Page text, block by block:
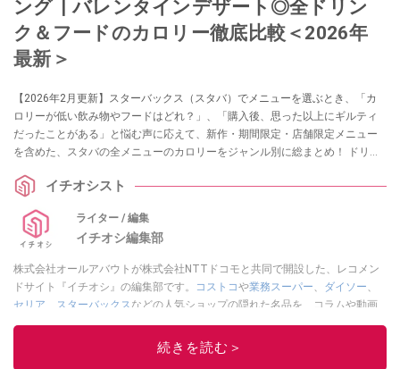
ング┃バレンタインデザート◎全ドリン
ク＆フードのカロリー徹底比較＜2026年
最新＞
【2026年2月更新】スターバックス（スタバ）でメニューを選ぶとき、「カ
ロリーが低い飲み物やフードはどれ？」、「購入後、思った以上にギルティ
だったことがある」と悩む声に応えて、新作・期間限定・店舗限定メニュー
を含めた、スタバの全メニューのカロリーをジャンル別に総まとめ！ ドリン
ングTOP3も調査しました。
イチオシスト
ライター / 編集
イチオシ編集部
株式会社オールアバウトが株式会社NTTドコモと共同で開設した、レコメン
ドサイト『イチオシ』の編集部です。
コストコや業務スーパー、 ダイソー、
セリア
スターバックス などの人気ショップの隠れた名品を、コラムや動画
を通してご紹介。話題のグルメやマニアが紹介するアウトドア情報も満載で
す。配信しているコンテンツは専門家やインフルエンサーが実際に使用して
レビューしています。毎日トレンド情報をお届けしているので、ぜひ
続きを読む＞